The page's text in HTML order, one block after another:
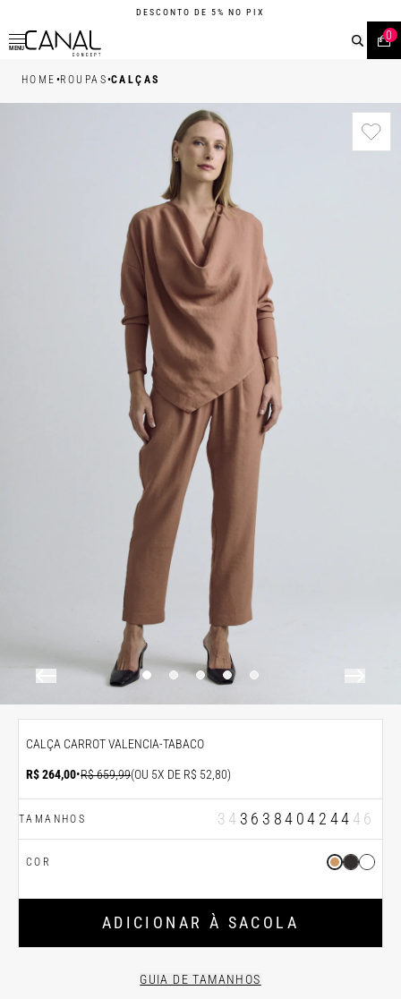
DESCONTO DE 5% NO PIX
MENU
0
HOME •ROUPAS•CALÇAS
CALÇA CARROT VALENCIA-TABACO
R$ 264,00•R$ 659,99(OU 5X DE R$ 52,80)
TAMANHOS 34 36 384042 44 46
COR
ADICIONAR À SACOLA
GUIA DE TAMANHOS